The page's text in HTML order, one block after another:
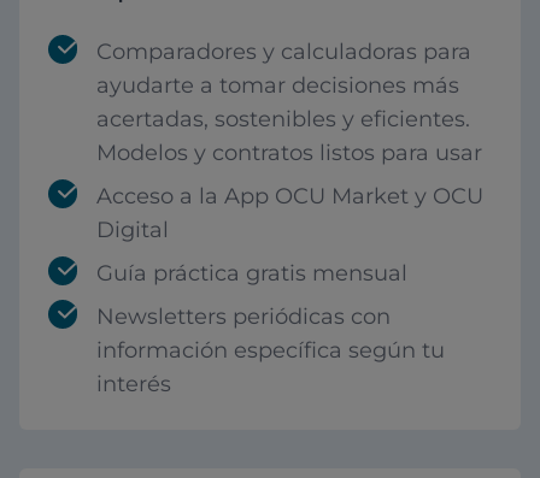
Comparadores y calculadoras para
ayudarte a tomar decisiones más
acertadas, sostenibles y eficientes.
Modelos y contratos listos para usar
Acceso a la App OCU Market y OCU
Digital
Guía práctica gratis mensual
Newsletters periódicas con
información específica según tu
interés